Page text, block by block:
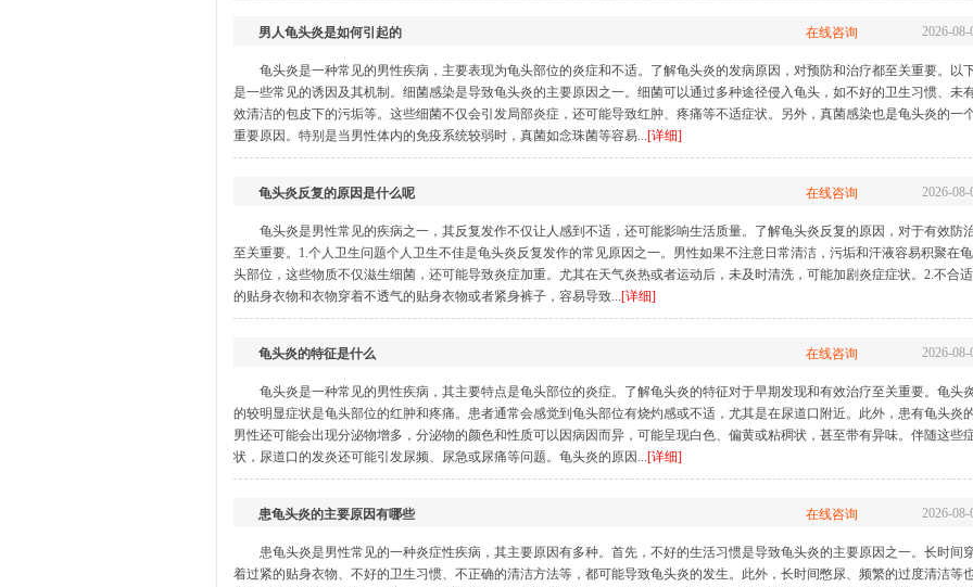
男人龟头炎是如何引起的 在线咨询 2026-08-
龟头炎是一种常见的男性疾病，主要表现为龟头部位的炎症和不适。了解龟头炎的发病原因，对预防和治疗都至关重要。以
是一些常见的诱因及其机制。细菌感染是导致龟头炎的主要原因之一。细菌可以通过多种途径侵入龟头，如不好的卫生习惯、未
效清洁的包皮下的污垢等。这些细菌不仅会引发局部炎症，还可能导致红肿、疼痛等不适症状。另外，真菌感染也是龟头炎的一
重要原因。特别是当男性体内的免疫系统较弱时，真菌如念珠菌等容易...[详细]
龟头炎反复的原因是什么呢 在线咨询 2026-08-
龟头炎是男性常见的疾病之一，其反复发作不仅让人感到不适，还可能影响生活质量。了解龟头炎反复的原因，对于有效防
至关重要。1.个人卫生问题个人卫生不佳是龟头炎反复发作的常见原因之一。男性如果不注意日常清洁，污垢和汗液容易积聚在龟
头部位，这些物质不仅滋生细菌，还可能导致炎症加重。尤其在天气炎热或者运动后，未及时清洗，可能加剧炎症症状。2.不合适
的贴身衣物和衣物穿着不透气的贴身衣物或者紧身裤子，容易导致...[详细]
龟头炎的特征是什么 在线咨询 2026-08-
龟头炎是一种常见的男性疾病，其主要特点是龟头部位的炎症。了解龟头炎的特征对于早期发现和有效治疗至关重要。龟头
的较明显症状是龟头部位的红肿和疼痛。患者通常会感觉到龟头部位有烧灼感或不适，尤其是在尿道口附近。此外，患有龟头炎
男性还可能会出现分泌物增多，分泌物的颜色和性质可以因病因而异，可能呈现白色、偏黄或粘稠状，甚至带有异味。伴随这些
状，尿道口的发炎还可能引发尿频、尿急或尿痛等问题。龟头炎的原因...[详细]
患龟头炎的主要原因有哪些 在线咨询 2026-08-
患龟头炎是男性常见的一种炎症性疾病，其主要原因有多种。首先，不好的生活习惯是导致龟头炎的主要原因之一。长时间
着过紧的贴身衣物、不好的卫生习惯、不正确的清洁方法等，都可能导致龟头炎的发生。此外，长时间憋尿、频繁的过度清洁等